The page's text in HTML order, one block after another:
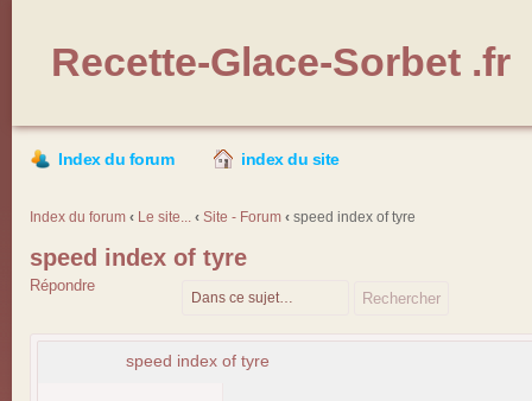
Recette-Glace-Sorbet .fr
Index du forum index du site
Index du forum ‹ Le site... ‹ Site - Forum ‹ speed index of tyre
speed index of tyre
Répondre
speed index of tyre